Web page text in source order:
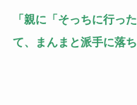
「親に「そっちに行っ
て、まんまと派手に落ち